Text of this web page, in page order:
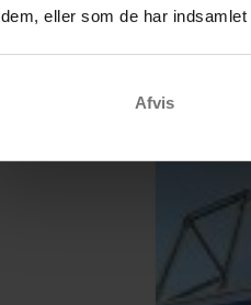
dem, eller som de har
Afvis